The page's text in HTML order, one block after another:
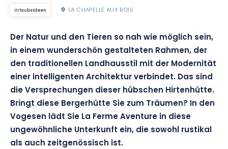
Urlaubsideen LA CHAPELLE AUX BOIS
Der Natur und den Tieren so nah wie möglich sein,
in einem wunderschön gestalteten Rahmen, der
den traditionellen Landhausstil mit der Modernität
einer intelligenten Architektur verbindet. Das sind
die Versprechungen dieser hübschen Hirtenhütte.
Bringt diese Bergerhütte Sie zum Träumen? In den
Vogesen lädt Sie La Ferme Aventure in diese
ungewöhnliche Unterkunft ein, die sowohl rustikal
als auch zeitgenössisch ist.